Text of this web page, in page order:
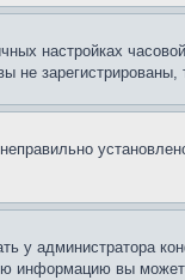
настройках
не
у администратора
информацию вы